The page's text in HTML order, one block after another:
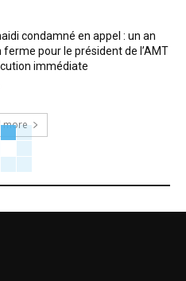
condamné en appel : un an
ferme pour le président de l’AMT
immédiate
more